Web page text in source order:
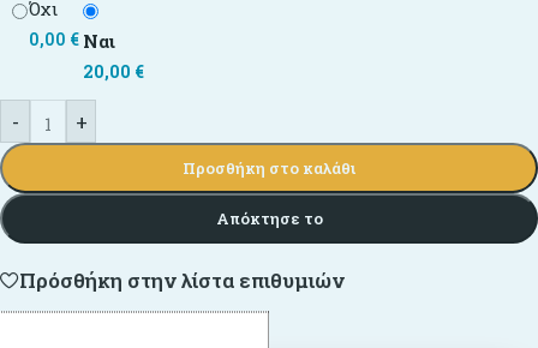
Όχι
0,00 € Ναι
20,00 €
- +
Προσθήκη στο καλάθι
Απόκτησε το
Πρόσθήκη στην λίστα επιθυμιών